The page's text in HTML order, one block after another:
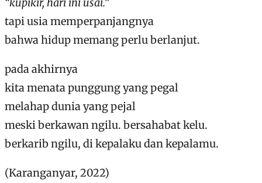
tapi usia memperpanjangnya
bahwa hidup memang perlu berlanjut.
pada akhirnya
kita menata punggung yang pegal
melahap dunia yang pejal
meski berkawan ngilu. bersahabat kelu.
berkarib ngilu, di kepalaku dan kepalamu.
(Karanganyar, 2022)